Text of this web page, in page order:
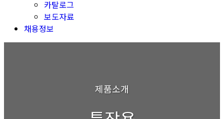
카탈로그
보도자료
채용정보
제품소개